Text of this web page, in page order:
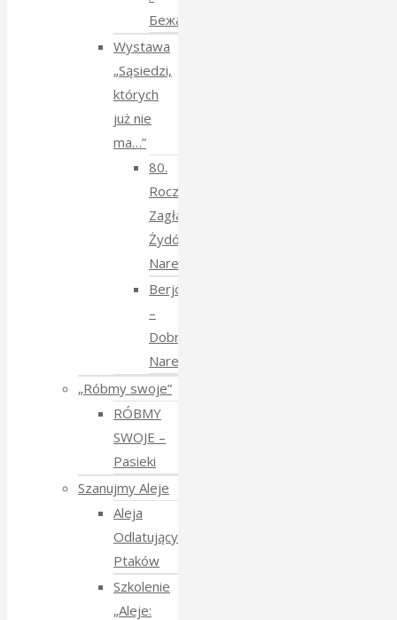
Бежанства
Wystawa
„Sąsiedzi,
których
już nie
ma…”
80.
Rocznica
Zagłady
Żydów
Narewkowskich
Berjozkele
–
Dobranoc
Narewko
„Róbmy swoje”
RÓBMY
SWOJE –
Pasieki
Szanujmy Aleje
Aleja
Odlatujących
Ptaków
Szkolenie
„Aleje: